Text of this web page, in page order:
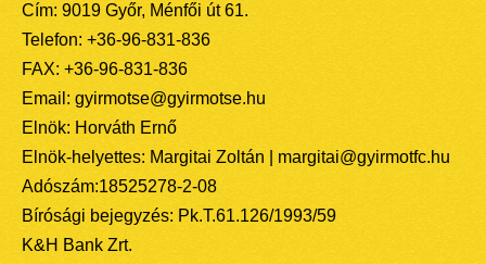
Cím: 9019 Győr, Ménfői út 61.
Telefon: +36-96-831-836
FAX: +36-96-831-836
Email: gyirmotse@gyirmotse.hu
Elnök: Horváth Ernő
Elnök-helyettes: Margitai Zoltán | margitai@gyirmotfc.hu
Adószám:18525278-2-08
Bírósági bejegyzés: Pk.T.61.126/1993/59
K&H Bank Zrt.